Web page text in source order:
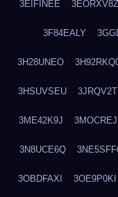
3EIFINEE 3EORXV8Z
3F84EALY
3H28UNEO
3HSUVSEU
3ME42K9J
3N8UCE6Q
3OBDFAXI 3OE9P0KI